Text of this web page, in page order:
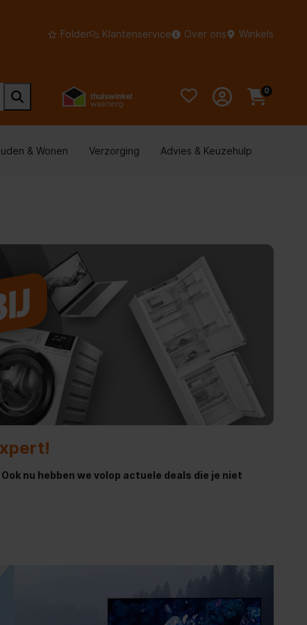
Folder Klantenservice Over ons Winkels
0
& Wonen Verzorging Advies & Keuzehulp
Ook nu hebben we volop actuele deals die je niet